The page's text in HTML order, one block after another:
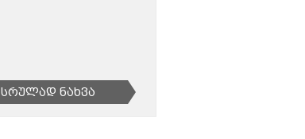
Სრულად Ნახვა